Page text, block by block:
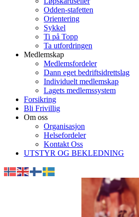
Odden-stafetten
Orientering
Sykkel
Ti på Topp
Ta utfordringen
Medlemskap
Medlemsfordeler
Dann eget bedriftsidrettslag
Individuelt medlemskap
Lagets medlemssystem
Forsikring
Bli Frivillig
Om oss
Organisasjon
Helsefordeler
Kontakt Oss
UTSTYR OG BEKLEDNING